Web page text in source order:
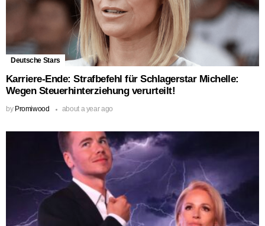
Deutsche Stars
Karriere-Ende: Strafbefehl für Schlagerstar Michelle:
Wegen Steuerhinterziehung verurteilt!
by Promiwood about a year ago